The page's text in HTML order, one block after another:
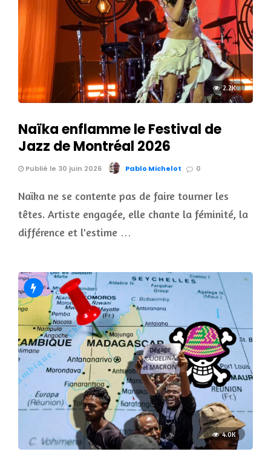
2.2K
Naïka enflamme le Festival de
Jazz de Montréal 2026
Publié le 30 juin 2026 Pablo Michelot 0
Naïka ne se contente pas de faire tourner les
têtes. Artiste engagée, elle chante la féminité, la
différence et l'estime …
4.0K